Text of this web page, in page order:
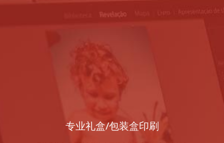
专业礼盒/包装盒印刷